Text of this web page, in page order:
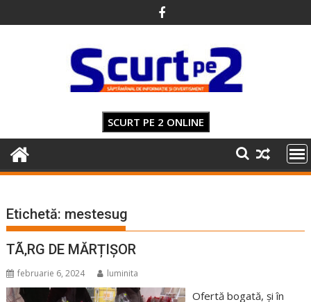
to
SCURT PE 2 ONLINE
Etichetă: mestesug
TÃ‚RG DE MĂRȚIȘOR
februarie 6, 2024 luminita
Ofertă bogată, și în